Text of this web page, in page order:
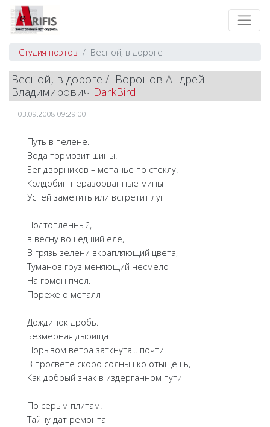
Студия поэтов Весной, в дороге
Весной, в дороге / Воронов Андрей
Владимирович DarkBird
03.09.2008 09:29:00
Путь в пелене.
Вода тормозит шины.
Бег дворников – метанье по стеклу.
Колдобин неразорванные мины
Успей заметить или встретит луг
Подтопленный,
в весну вошедший еле,
В грязь зелени вкрапляющий цвета,
Туманов груз меняющий несмело
На гомон пчел.
Пореже о металл
Дождинок дробь.
Безмерная дырища
Порывом ветра заткнута... почти.
В просвете скоро солнышко отыщешь,
Как добрый знак в издерганном пути
По серым плитам.
Тайну дат ремонта